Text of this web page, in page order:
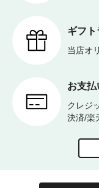
ギフ
当店オ
お支
クレジ
決済/楽